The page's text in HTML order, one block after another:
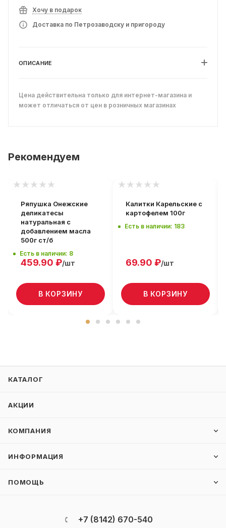
Хочу в подарок
Доставка по Петрозаводску и пригороду
ОПИСАНИЕ
Цена действительна только для интернет-магазина и
может отличаться от цен в розничных магазинах
Рекомендуем
Ряпушка Онежские
деликатесы
натуральная с
добавлением масла
500г ст/б
Есть в наличии: 8
459.90 ₽/шт
В КОРЗИНУ
Калитки Карельские с
картофелем 100г
Есть в наличии: 183
69.90 ₽/шт
В КОРЗИНУ
КАТАЛОГ
АКЦИИ
КОМПАНИЯ
ИНФОРМАЦИЯ
ПОМОЩЬ
+7 (8142) 670-540